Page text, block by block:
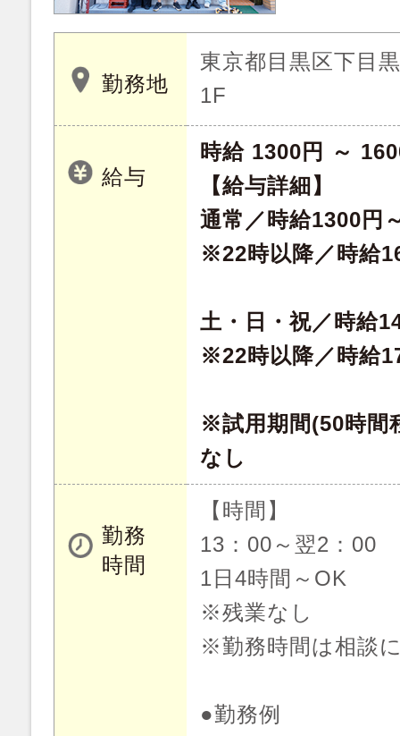
勤務地
東京都目黒区下目
1F
給与
時給 1300円 ～
【給与詳細】
通常／時給1300円
※22時以降／時給
土・日・祝／時給
※22時以降／時給
※試用期間(50時間
なし
勤務
時間
【時間】
13：00～翌2：00
1日4時間～OK
※残業なし
※勤務時間は相談
●勤務例